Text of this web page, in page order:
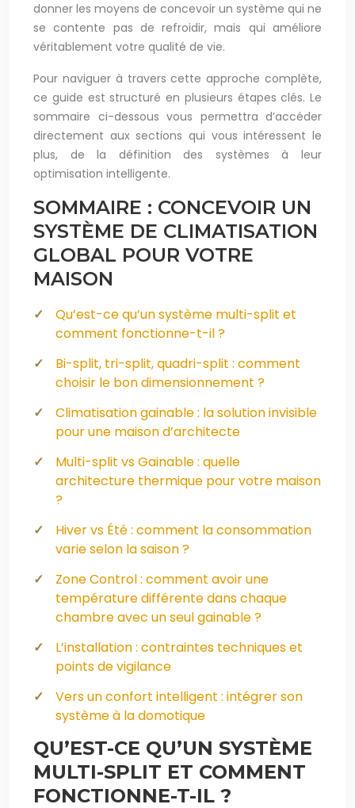
donner les moyens de concevoir un système qui ne
se contente pas de refroidir, mais qui améliore
véritablement votre qualité de vie.
Pour naviguer à travers cette approche complète,
ce guide est structuré en plusieurs étapes clés. Le
sommaire ci-dessous vous permettra d’accéder
directement aux sections qui vous intéressent le
plus, de la définition des systèmes à leur
optimisation intelligente.
SOMMAIRE : CONCEVOIR UN
SYSTÈME DE CLIMATISATION
GLOBAL POUR VOTRE
MAISON
Qu’est-ce qu’un système multi-split et
comment fonctionne-t-il ?
Bi-split, tri-split, quadri-split : comment
choisir le bon dimensionnement ?
Climatisation gainable : la solution invisible
pour une maison d’architecte
Multi-split vs Gainable : quelle
architecture thermique pour votre maison
?
Hiver vs Été : comment la consommation
varie selon la saison ?
Zone Control : comment avoir une
température différente dans chaque
chambre avec un seul gainable ?
L’installation : contraintes techniques et
points de vigilance
Vers un confort intelligent : intégrer son
système à la domotique
QU’EST-CE QU’UN SYSTÈME
MULTI-SPLIT ET COMMENT
FONCTIONNE-T-IL ?